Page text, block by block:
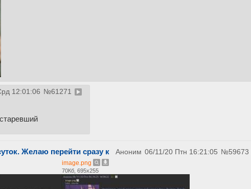
12:01:06 №61271
Желаю перейти сразу к Аноним 06/11/20 Птн 16:21:05 №59673
image.png
70Кб, 695x255